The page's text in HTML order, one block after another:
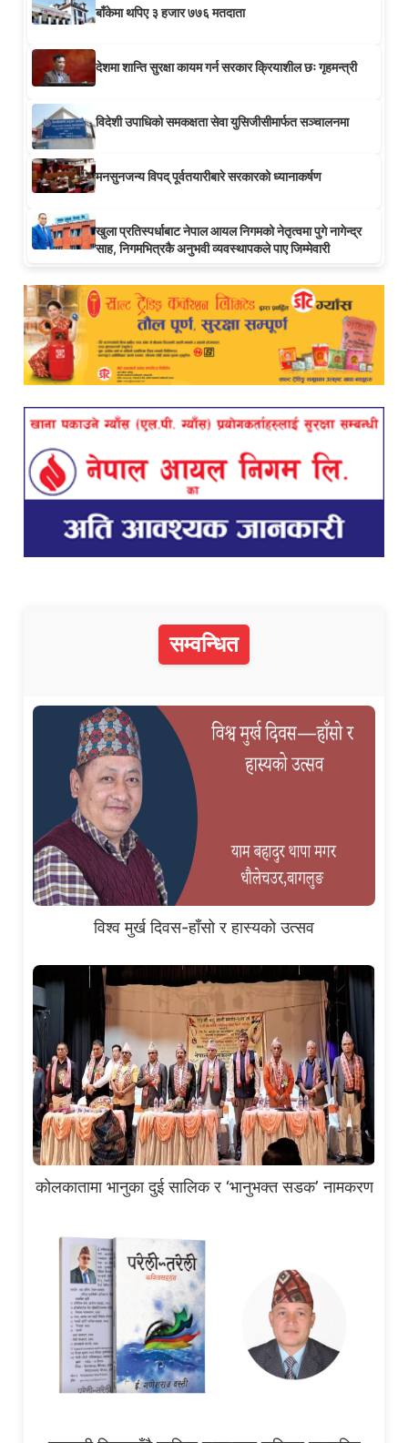
बाँकेमा थपिए ३ हजार ७७६ मतदाता
देशमा शान्ति सुरक्षा कायम गर्न सरकार क्रियाशील छः गृहमन्त्री
विदेशी उपाधिको समकक्षता सेवा युसिजीसीमार्फत सञ्चालनमा
मनसुनजन्य विपद् पूर्वतयारीबारे सरकारको ध्यानाकर्षण
खुला प्रतिस्पर्धाबाट नेपाल आयल निगमको नेतृत्वमा पुगे नागेन्द्र
साह, निगमभित्रकै अनुभवी व्यवस्थापकले पाए जिम्मेवारी
सम्वन्धित
विश्व मुर्ख दिवस-हाँसो र हास्यको उत्सव
कोलकातामा भानुका दुई सालिक र ‘भानुभक्त सडक’ नामकरण